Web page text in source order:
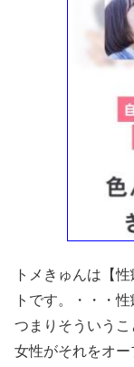
トメきゅんは【
トです。・・・
つまりそういう
女性がそれをオ